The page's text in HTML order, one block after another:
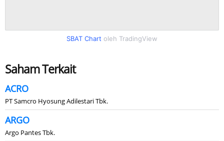
SBAT Chart oleh TradingView
Saham Terkait
ACRO
PT Samcro Hyosung Adilestari Tbk.
ARGO
Argo Pantes Tbk.